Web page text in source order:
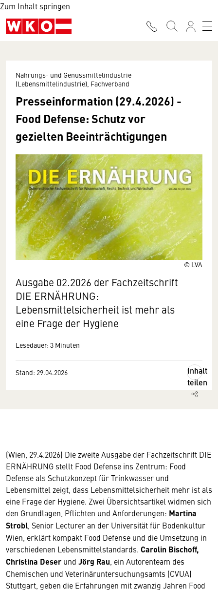
Zum Inhalt springen
© LVA
Nahrungs- und Genussmittelindustrie
(Lebensmittelindustrie), Fachverband
Presseinformation (29.4.2026) -
Food Defense: Schutz vor
gezielten Beeinträchtigungen
Ausgabe 02.2026 der Fachzeitschrift
DIE ERNÄHRUNG:
Lebensmittelsicherheit ist mehr als
eine Frage der Hygiene
Lesedauer: 3 Minuten
Stand: 29.04.2026
Inhalt
teilen
(Wien, 29.4.2026) Die zweite Ausgabe der Fachzeitschrift DIE
ERNÄHRUNG stellt Food Defense ins Zentrum: Food
Defense als Schutzkonzept für Trinkwasser und
Lebensmittel zeigt, dass Lebensmittelsicherheit mehr ist als
eine Frage der Hygiene. Zwei Übersichtsartikel widmen sich
den Grundlagen, Pflichten und Anforderungen: Martina
Strobl , Senior Lecturer an der Universität für Bodenkultur
Wien, erklärt kompakt Food Defense und die Umsetzung in
verschiedenen Lebensmittelstandards. Carolin Bischoff,
Christina Deser und Jörg Rau , ein Autorenteam des
Chemischen und Veterinäruntersuchungsamts (CVUA)
Stuttgart, geben die Erfahrungen mit zwanzig Jahren Food